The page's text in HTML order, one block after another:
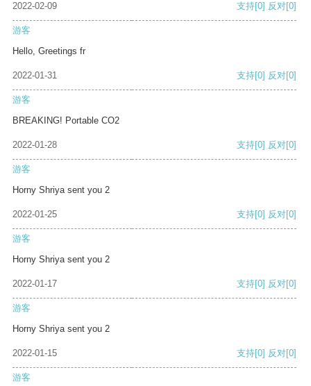
2022-02-09 支持[0] 反对[0]
游客
Hello, Greetings fr
2022-01-31 支持[0] 反对[0]
游客
BREAKING! Portable CO2
2022-01-28 支持[0] 反对[0]
游客
Horny Shriya sent you 2
2022-01-25 支持[0] 反对[0]
游客
Horny Shriya sent you 2
2022-01-17 支持[0] 反对[0]
游客
Horny Shriya sent you 2
2022-01-15 支持[0] 反对[0]
游客